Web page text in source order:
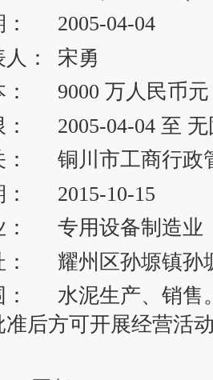
2005-04-04
：
宋勇
9000 万人民币元
2005-04-04 至
铜川市工商行政
2015-10-15
专用设备制造业
耀州区孙塬镇孙
水泥生产、销售
准后方可开展经营活